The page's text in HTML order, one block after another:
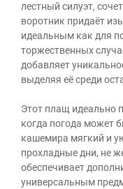
лестный силуэт,
воротник придаёт
идеальным как для
торжественных
добавляет
выделяя её среди
Этот плащ идеально
когда погода может
кашемира мягкий и
прохладные дни, не
обеспечивает
универсальным